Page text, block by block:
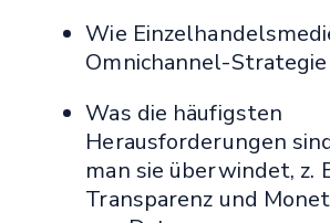
Wie
Omnichannel-
Was die häufigsten
Herausforderungen
man sie überwindet, z.
Transparenz und